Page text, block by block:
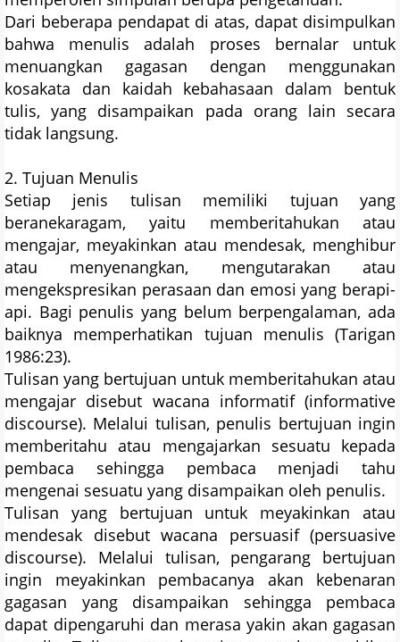
Dari beberapa pendapat di atas, dapat disimpulkan
bahwa menulis adalah proses bernalar untuk
menuangkan gagasan dengan menggunakan
kosakata dan kaidah kebahasaan dalam bentuk
tulis, yang disampaikan pada orang lain secara
tidak langsung.
2. Tujuan Menulis
Setiap jenis tulisan memiliki tujuan yang
beranekaragam, yaitu memberitahukan atau
mengajar, meyakinkan atau mendesak, menghibur
atau menyenangkan, mengutarakan atau
mengekspresikan perasaan dan emosi yang berapi-
api. Bagi penulis yang belum berpengalaman, ada
baiknya memperhatikan tujuan menulis (Tarigan
1986:23).
Tulisan yang bertujuan untuk memberitahukan atau
mengajar disebut wacana informatif (informative
discourse). Melalui tulisan, penulis bertujuan ingin
memberitahu atau mengajarkan sesuatu kepada
pembaca sehingga pembaca menjadi tahu
mengenai sesuatu yang disampaikan oleh penulis.
Tulisan yang bertujuan untuk meyakinkan atau
mendesak disebut wacana persuasif (persuasive
discourse). Melalui tulisan, pengarang bertujuan
ingin meyakinkan pembacanya akan kebenaran
gagasan yang disampaikan sehingga pembaca
dapat dipengaruhi dan merasa yakin akan gagasan